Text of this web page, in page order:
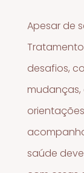
Apesar de
desafios,
saúde